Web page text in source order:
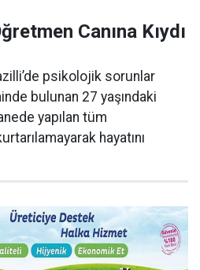
Canına Kıydı
psikolojik sorunlar
bulunan 27 yaşındaki
yapılan tüm
hayatını